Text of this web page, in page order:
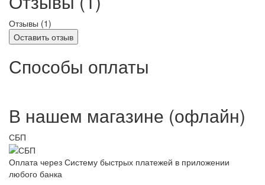
Отзывы (1)
Оставить отзыв
Способы оплаты
В нашем магазине (офлайн)
СБП
Оплата через Систему быстрых платежей в приложении
любого банка